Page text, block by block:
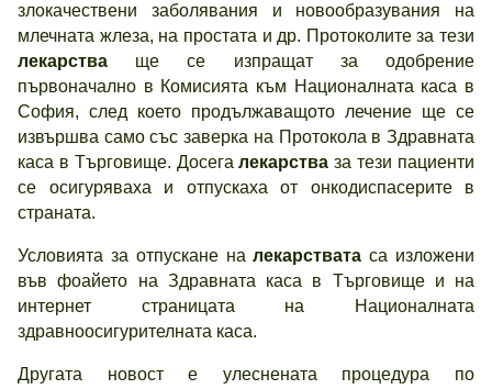
злокачествени заболявания и новообразувания на
млечната жлеза, на простата и др. Протоколите за тези
лекарства ще се изпращат за одобрение
първоначално в Комисията към Националната каса в
София, след което продължаващото лечение ще се
извършва само със заверка на Протокола в Здравната
каса в Търговище. Досегалекарстваза тези пациенти
се осигуряваха и отпускаха от онкодиспасерите в
страната.
Условията за отпускане налекарстватаса изложени
във фоайето на Здравната каса в Търговище и на
интернет страницата на Националната
здравноосигурителната каса.
Другата новост е улеснената процедура по